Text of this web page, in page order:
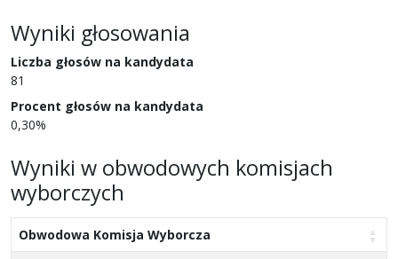
Wyniki głosowania
Liczba głosów na kandydata
81
Procent głosów na kandydata
0,30%
Wyniki w obwodowych komisjach
wyborczych
Obwodowa Komisja Wyborcza